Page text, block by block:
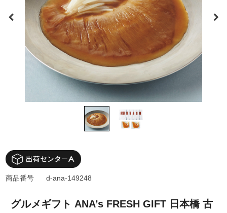
グルメギフト ANA’s FRESH GIFT 日本橋 古
商品番号 d-ana-149248